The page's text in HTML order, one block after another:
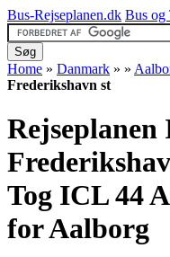
Bus-Rejseplanen.dk Bus og
Home » Danmark » »
Frederikshavn st
Rejseplanen
Tog ICL 44
for Aalborg